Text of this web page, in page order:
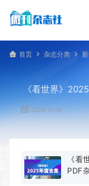
首页 杂志分类
《看世界》
2025-11-26
《看
PDF